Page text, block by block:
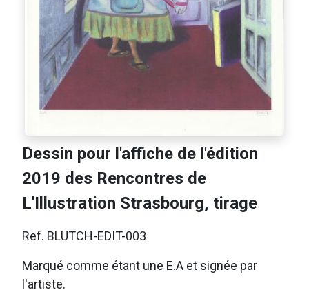
Dessin pour l'affiche de l'édition
2019 des Rencontres de
L'Illustration Strasbourg, tirage
Ref. BLUTCH-EDIT-003
Marqué comme étant une E.A et signée par
l'artiste.